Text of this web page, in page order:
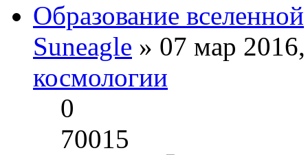
Образование вселенной
Suneagle » 07 мар
космологии
0
70015